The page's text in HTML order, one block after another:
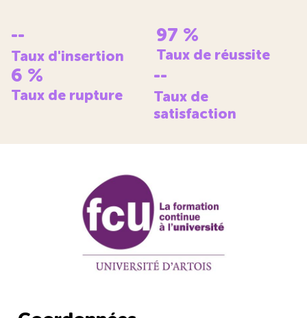
--
Taux d'insertion
97 %
Taux de réussite
6 %
Taux de rupture
--
Taux de
satisfaction